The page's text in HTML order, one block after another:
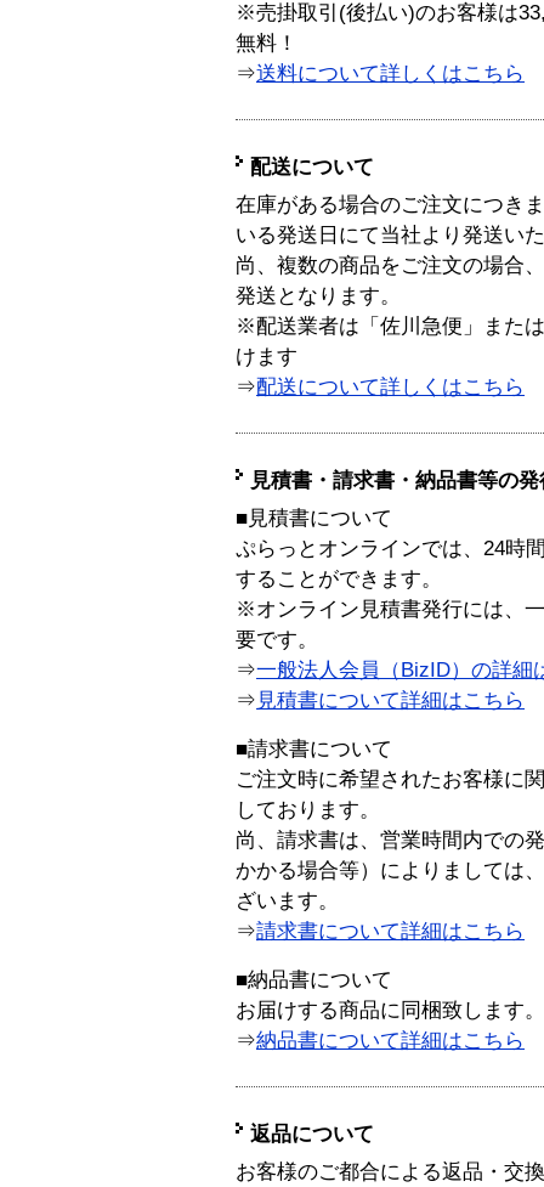
※売掛取引(後払い)のお客様は
無料！
⇒送料について詳しくはこちら
配送について
在庫がある場合のご注文につき
いる発送日にて当社より発送い
尚、複数の商品をご注文の場合
発送となります。
※配送業者は「佐川急便」また
けます
⇒配送について詳しくはこちら
見積書・請求書・納品書等の
■見積書について
ぷらっとオンラインでは、24時
することができます。
※オンライン見積書発行には、
要です。
⇒一般法人会員（BizID）の詳細
⇒ 見積書について詳細はこちら
■請求書について
ご注文時に希望されたお客様に
しております。
尚、請求書は、営業時間内での
かかる場合等）によりましては
ざいます。
⇒請求書について詳細はこちら
■納品書について
お届けする商品に同梱致します。
⇒納品書について詳細はこちら
返品について
お客様のご都合による返品・交